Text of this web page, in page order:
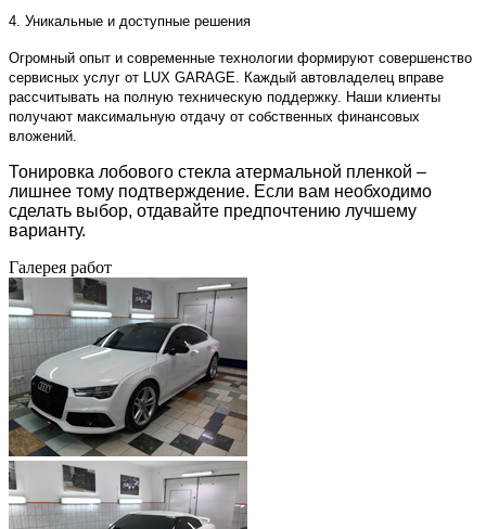
4. Уникальные и доступные решения
Огромный опыт и современные технологии формируют совершенство
сервисных услуг от LUX GARAGE. Каждый автовладелец вправе
рассчитывать на полную техническую поддержку. Наши клиенты
получают максимальную отдачу от собственных финансовых
вложений.
Тонировка лобового стекла атермальной пленкой –
лишнее тому подтверждение. Если вам необходимо
сделать выбор, отдавайте предпочтению лучшему
варианту.
Галерея работ